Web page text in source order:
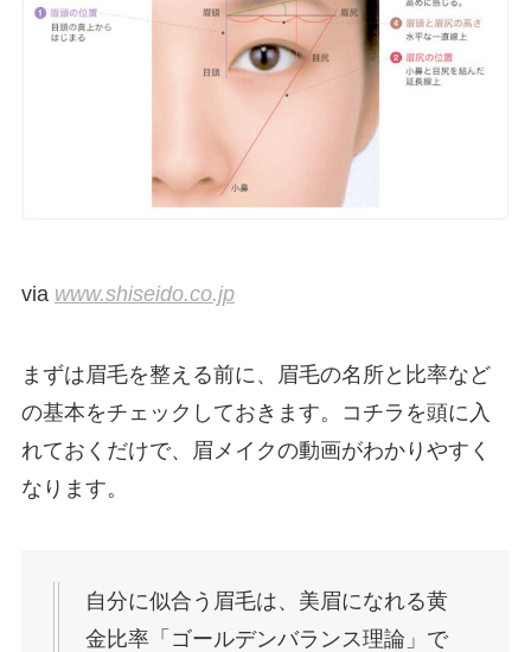
via www.shiseido.co.jp
まずは眉毛を整える前に、眉毛の名所と比率など
の基本をチェックしておきます。コチラを頭に入
れておくだけで、眉メイクの動画がわかりやすく
なります。
自分に似合う眉毛は、美眉になれる黄
金比率「ゴールデンバランス理論」で